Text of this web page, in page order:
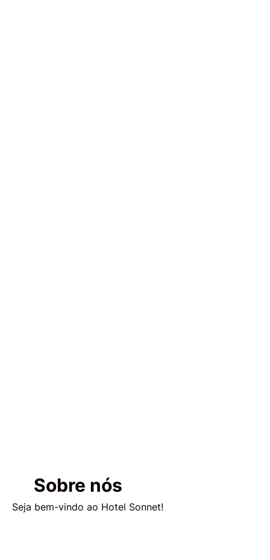
Seja bem-vindo ao Hotel Sonnet!
Sobre nós